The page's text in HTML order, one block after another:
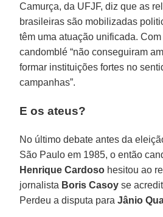
Camurça, da UFJF, diz que as
brasileiras são mobilizadas
têm uma atuação unificada.
candomblé “não conseguiram
formar instituições fortes no
campanhas”.
E os ateus?
No último debate antes da
São Paulo em 1985, o então
Henrique Cardoso hesitou ao
jornalista Boris Casoy se
Perdeu a disputa paraJânio